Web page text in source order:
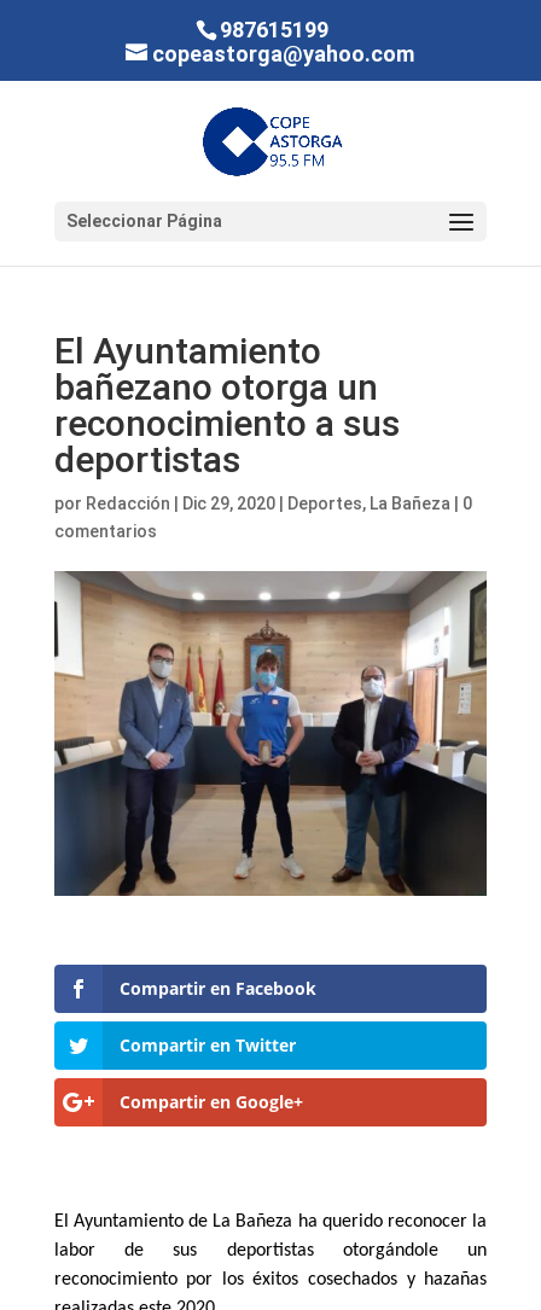
987615199
copeastorga@yahoo.com
Seleccionar Página
El Ayuntamiento
bañezano otorga un
reconocimiento a sus
deportistas
por Redacción Dic 29, 2020| Deportes, La Bañeza
0
comentarios
Compartir en Facebook
Compartir en Twitter
Compartir en Google+
El Ayuntamiento de La Bañeza ha querido reconocer la
labor de sus deportistas otorgándole un
reconocimiento por los éxitos cosechados y hazañas